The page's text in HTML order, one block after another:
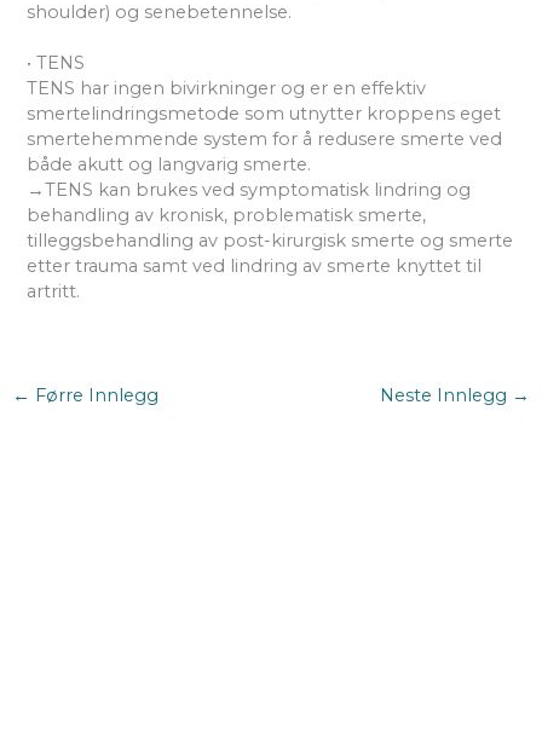
shoulder) og senebetennelse.
• TENS
TENS har ingen bivirkninger og er en effektiv
smertelindringsmetode som utnytter kroppens eget
smertehemmende system for å redusere smerte ved
både akutt og langvarig smerte.
→TENS kan brukes ved symptomatisk lindring og
behandling av kronisk, problematisk smerte,
tilleggsbehandling av post-kirurgisk smerte og smerte
etter trauma samt ved lindring av smerte knyttet til
artritt.
← Førre Innlegg Neste Innlegg →